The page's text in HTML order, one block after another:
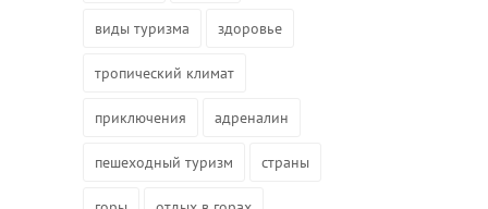
виды туризма здоровье
тропический климат
приключения адреналин
пешеходный туризм страны